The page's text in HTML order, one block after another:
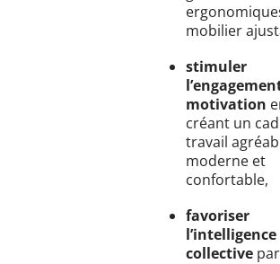
mobilier
stimuler
motivation
créant un
travail
moderne et
confortable,
favoriser
l’intelligence
collective